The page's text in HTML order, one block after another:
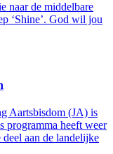
naar de middelbare
‘Shine’. God wil jou
Aartsbisdom (JA) is
programma heeft weer
aan de landelijke